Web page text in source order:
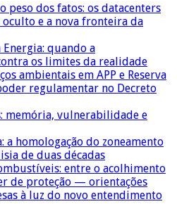
peso dos fatos: os datacenters
e a nova fronteira da
quando a
os limites da realidade
ambientais em APP e Reserva
regulamentar no Decreto
memória, vulnerabilidade e
a homologação do zoneamento
de duas décadas
entre o acolhimento
de proteção — orientações
à luz do novo entendimento